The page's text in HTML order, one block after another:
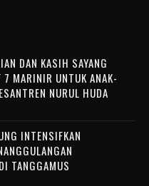
DAN KASIH SAYANG
MARINIR UNTUK ANAK-
NURUL HUDA
INTENSIFKAN
TANGGAMUS